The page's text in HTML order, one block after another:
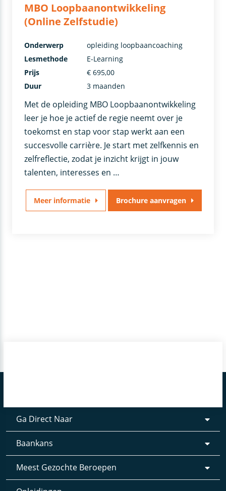
MBO Loopbaanontwikkeling
(Online Zelfstudie)
Met de opleiding MBO Loopbaanontwikkeling
leer je hoe je actief de regie neemt over je
toekomst en stap voor stap werkt aan een
succesvolle carrière. Je start met zelfkennis en
zelfreflectie, zodat je inzicht krijgt in jouw
talenten, interesses en …
Onderwerp
opleiding loopbaancoaching
Lesmethode
E-Learning
Prijs
€ 695,00
Duur
3 maanden
Meer informatie Brochure aanvragen
Ga Direct Naar
Baankans
Meest Gezochte Beroepen